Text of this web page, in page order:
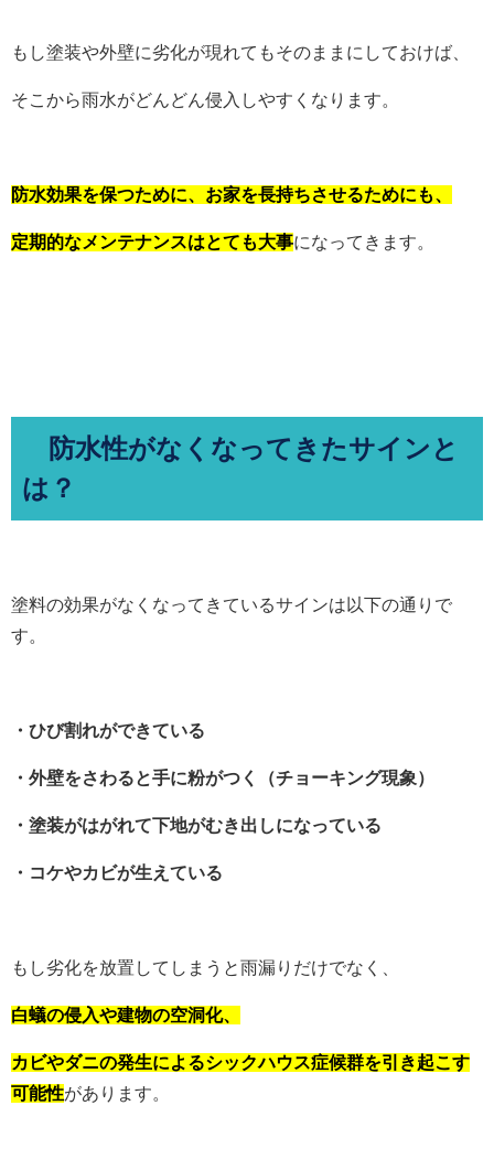
もし塗装や外壁に劣化が現れてもそのままにしておけば、
そこから雨水がどんどん侵入しやすくなります。
防水効果を保つために、お家を長持ちさせるためにも、
定期的なメンテナンスはとても大事になってきます。
防水性がなくなってきたサインと
は？
塗料の効果がなくなってきているサインは以下の通りで
す。
・ひび割れができている
・外壁をさわると手に粉がつく（チョーキング現象）
・塗装がはがれて下地がむき出しになっている
・コケやカビが生えている
もし劣化を放置してしまうと雨漏りだけでなく、
白蟻の侵入や建物の空洞化、
カビやダニの発生によるシックハウス症候群を引き起こす
可能性があります。